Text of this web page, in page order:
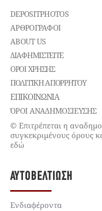
DEPOSITPHOTOS
ΑΡΘΡΟΓΡΑΦΟΙ
ABOUT US
ΔΙΑΦΗΜΙΣΤΕΊΤΕ
ΌΡΟΙ ΧΡΉΣΗΣ
ΠΟΛΙΤΙΚΉ ΑΠΟΡΡΉΤΟΥ
ΕΠΙΚΟΙΝΩΝΊΑ
ΌΡΟΙ ΑΝΑΔΗΜΟΣΙΕΥΣΗΣ
© Επιτρέπεται η
συγκεκριμένους όρους
εδώ
ΑΥΤΟΒΕΛΤΊΩΣΗ
Ενδιαφέροντα